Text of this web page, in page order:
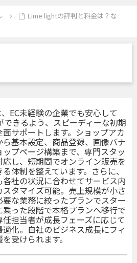
Lime lightの評判と料金は？な
EC未経験の企業でも安心して
きるよう、スピーディーな初期
サポートします。ショップアカ
ら基本設定、商品登録、画像バナ
プページ構築まで、専門スタッ
応し、短期間でオンライン販売を
体制を整えています。さらに、
社の状況に合わせてサービス内
タマイズ可能。売上規模が小さ
要な業務に絞ったプランでスター
乗った段階で本格プランへ移行で
任担当者が成長フェーズに応じて
化。自社のビジネス成長にフィ
受けられます。